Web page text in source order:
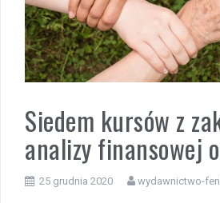
Siedem kursów z
analizy finansowej
25 grudnia 2020 wydawnictwo-